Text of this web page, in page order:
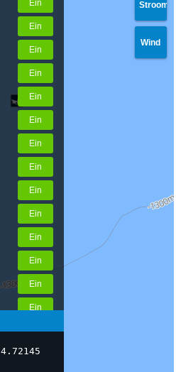
4.72145
Stroom
Wind